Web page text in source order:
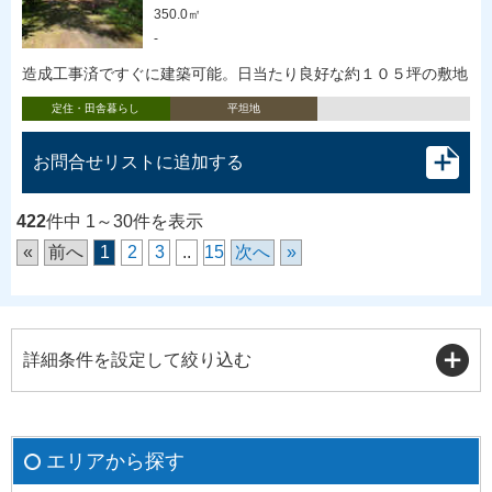
350.0㎡
-
造成工事済ですぐに建築可能。日当たり良好な約１０５坪の敷地
定住・田舎暮らし 平坦地
お問合せリストに追加する
422件中 1～30件を表示
«
前へ 1 2 3 .. 15 次へ »
詳細条件を設定して絞り込む
エリアから探す